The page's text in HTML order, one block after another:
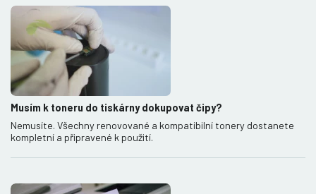
Musím k toneru do tiskárny dokupovat čipy?
Nemusíte. Všechny renovované a kompatibilní tonery dostanete
kompletní a připravené k použití.